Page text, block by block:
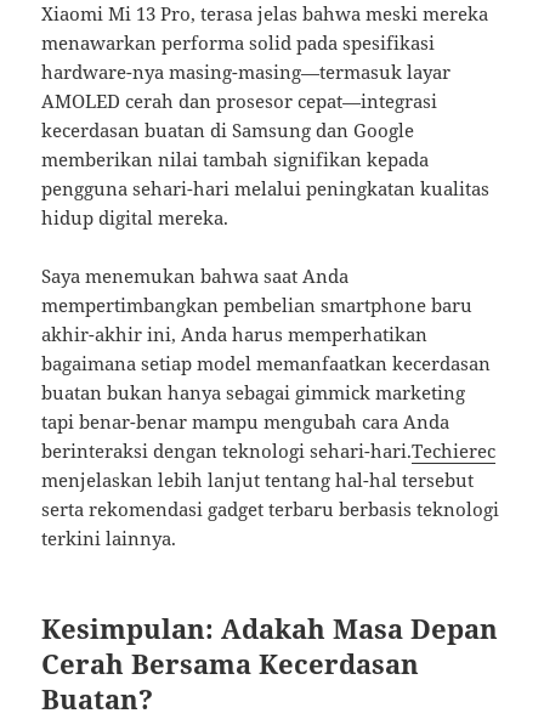
Xiaomi Mi 13 Pro, terasa jelas bahwa meski mereka
menawarkan performa solid pada spesifikasi
hardware-nya masing-masing—termasuk layar
AMOLED cerah dan prosesor cepat—integrasi
kecerdasan buatan di Samsung dan Google
memberikan nilai tambah signifikan kepada
pengguna sehari-hari melalui peningkatan kualitas
hidup digital mereka.
Saya menemukan bahwa saat Anda
mempertimbangkan pembelian smartphone baru
akhir-akhir ini, Anda harus memperhatikan
bagaimana setiap model memanfaatkan kecerdasan
buatan bukan hanya sebagai gimmick marketing
tapi benar-benar mampu mengubah cara Anda
berinteraksi dengan teknologi sehari-hari.Techierec
menjelaskan lebih lanjut tentang hal-hal tersebut
serta rekomendasi gadget terbaru berbasis teknologi
terkini lainnya.
Kesimpulan: Adakah Masa Depan
Cerah Bersama Kecerdasan
Buatan?